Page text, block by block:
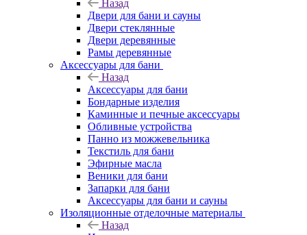
Назад
Двери для бани и сауны
Двери стеклянные
Двери деревянные
Рамы деревянные
Аксессуары для бани
Назад
Аксессуары для бани
Бондарные изделия
Каминные и печные аксессуары
Обливные устройства
Панно из можжевельника
Текстиль для бани
Эфирные масла
Веники для бани
Запарки для бани
Аксессуары для бани и сауны
Изоляционные отделочные материалы
Назад